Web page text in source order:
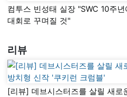
컴투스 빈성태 실장 "SWC 10주
대회로 꾸며질 것"
리뷰
[리뷰] 데브시스터즈를 살릴 새로